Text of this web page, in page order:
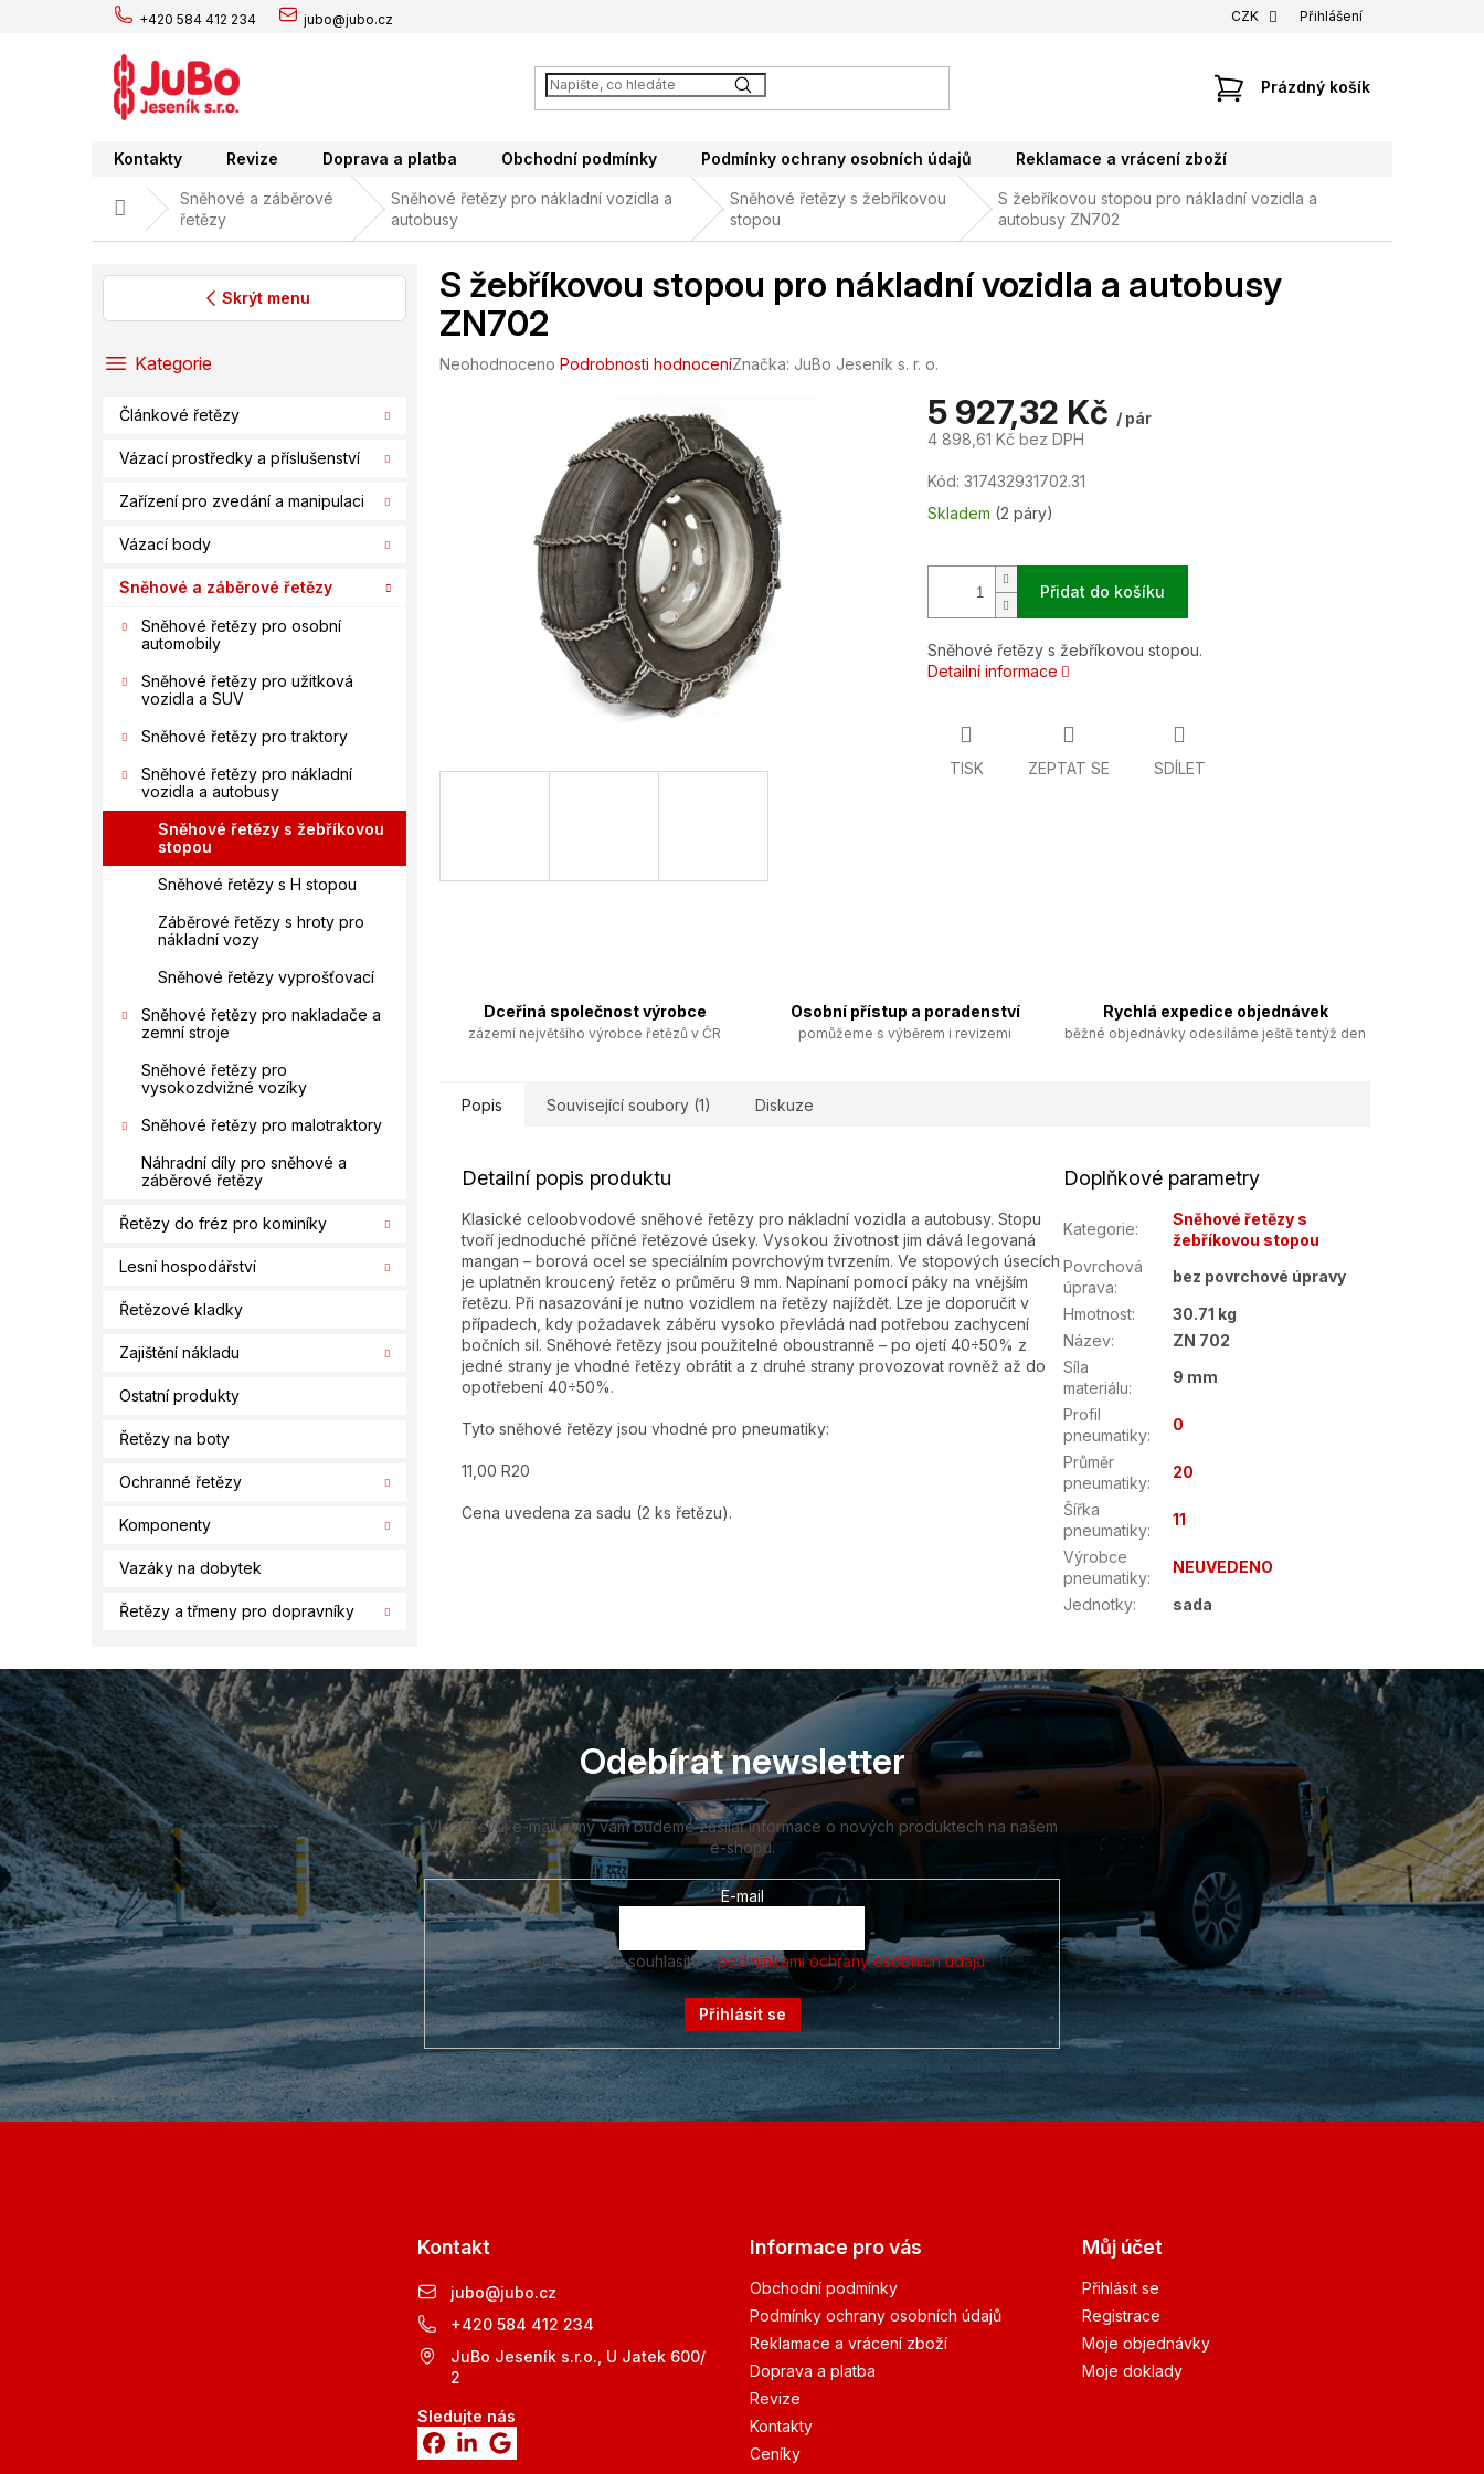
+420 584 412 234 jubo@jubo.cz CZK Přihlášení
NÁKUPNÍ
Prázdný košík
Kontakty Revize Doprava a platba Obchodní podmínky Podmínky ochrany osobních údajů Reklamace a vrácení zboží
Domů
Sněhové a záběrové
řetězy
Sněhové řetězy pro nákladní vozidla a
autobusy
Sněhové řetězy s žebříkovou
stopou
S žebříkovou stopou pro nákladní vozidla a
autobusy ZN702
Skrýt menu
PřeskočitKategorie
Článkové řetězy
Vázací prostředky a příslušenství
Zařízení pro zvedání a manipulaci
Vázací body
Sněhové a záběrové řetězy
Sněhové řetězy pro osobní
automobily
Sněhové řetězy pro užitková
vozidla a SUV
Sněhové řetězy pro traktory
Sněhové řetězy pro nákladní
vozidla a autobusy
Sněhové řetězy s žebříkovou
stopou
Sněhové řetězy s H stopou
Záběrové řetězy s hroty pro
nákladní vozy
Sněhové řetězy vyprošťovací
Sněhové řetězy pro nakladače a
zemní stroje
Sněhové řetězy pro
vysokozdvižné vozíky
Sněhové řetězy pro malotraktory
Náhradní díly pro sněhové a
záběrové řetězy
Řetězy do fréz pro kominíky
Lesní hospodářství
Řetězové kladky
Zajištění nákladu
Ostatní produkty
Řetězy na boty
Ochranné řetězy
Komponenty
Vazáky na dobytek
Řetězy a třmeny pro dopravníky
S žebříkovou stopou pro nákladní vozidla a autobusy
ZN702
Průměrné
Neohodnoceno Podrobnosti hodnoceníZnačka: JuBo Jeseník s. r. o.
5 927,32 Kč / pár
4 898,61 Kč bez DPH
Měrná
cena:
Kód: 317432931702.31
Skladem (2 páry)
Přidat do košíku
Sněhové řetězy s žebříkovou stopou.
Detailní informace
TISK ZEPTAT SE SDÍLET
Dceřiná společnost výrobce
zázemí největšího výrobce řetězů v ČR
Osobní přístup a poradenství
pomůžeme s výběrem i revizemi
Rychlá expedice objednávek
běžné objednávky odesíláme ještě tentýž den
Popis Související soubory (1) Diskuze
Detailní popis produktu
Klasické celoobvodové sněhové řetězy pro nákladní vozidla a autobusy. Stopu
tvoří jednoduché příčné řetězové úseky. Vysokou životnost jim dává legovaná
mangan – borová ocel se speciálním povrchovým tvrzením. Ve stopových úsecích
je uplatněn kroucený řetěz o průměru 9 mm. Napínaní pomocí páky na vnějším
řetězu. Při nasazování je nutno vozidlem na řetězy najíždět. Lze je doporučit v
případech, kdy požadavek záběru vysoko převládá nad potřebou zachycení
bočních sil. Sněhové řetězy jsou použitelné oboustranně – po ojetí 40÷50% z
jedné strany je vhodné řetězy obrátit a z druhé strany provozovat rovněž až do
opotřebení 40÷50%.
Tyto sněhové řetězy jsou vhodné pro pneumatiky:
11,00 R20
Cena uvedena za sadu (2 ks řetězu).
Doplňkové parametry
Kategorie:
Sněhové řetězy s
žebříkovou stopou
Povrchová
úprava:
bez povrchové úpravy
Hmotnost:
30.71 kg
Název:
ZN 702
Síla
materiálu:
9 mm
Profil
pneumatiky:
0
Průměr
pneumatiky:
20
Šířka
pneumatiky:
11
Výrobce
pneumatiky:
NEUVEDENO
Jednotky: sada
Z
á
p
a
t
í
Odebírat newsletter
Vložte svůj e-mail a my vám budeme zasílat informace o nových produktech na našem
e-shopu.
E-mail
Vložením e-mailu souhlasíte spodmínkami ochrany osobních údajů
Přihlásit se
Kontakt
jubo@jubo.cz
+420 584 412 234
JuBo Jeseník s.r.o., U Jatek 600/
2
Sledujte nás
Informace pro vás
Obchodní podmínky
Podmínky ochrany osobních údajů
Reklamace a vrácení zboží
Doprava a platba
Revize
Kontakty
Ceníky
Můj účet
Přihlásit se
Registrace
Moje objednávky
Moje doklady